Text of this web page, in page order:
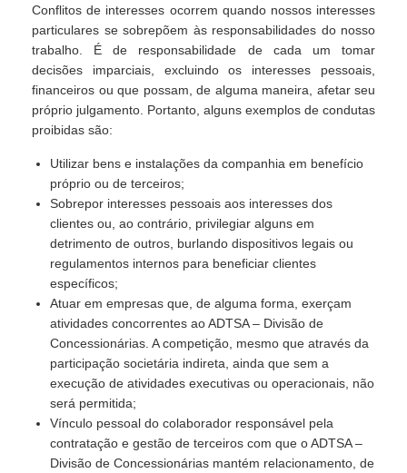
Conflitos de interesses ocorrem quando nossos interesses
particulares se sobrepõem às responsabilidades do nosso
trabalho. É de responsabilidade de cada um tomar
decisões imparciais, excluindo os interesses pessoais,
financeiros ou que possam, de alguma maneira, afetar seu
próprio julgamento. Portanto, alguns exemplos de condutas
proibidas são:
Utilizar bens e instalações da companhia em benefício
próprio ou de terceiros;
Sobrepor interesses pessoais aos interesses dos
clientes ou, ao contrário, privilegiar alguns em
detrimento de outros, burlando dispositivos legais ou
regulamentos internos para beneficiar clientes
específicos;
Atuar em empresas que, de alguma forma, exerçam
atividades concorrentes ao ADTSA – Divisão de
Concessionárias. A competição, mesmo que através da
participação societária indireta, ainda que sem a
execução de atividades executivas ou operacionais, não
será permitida;
Vínculo pessoal do colaborador responsável pela
contratação e gestão de terceiros com que o ADTSA –
Divisão de Concessionárias mantém relacionamento, de